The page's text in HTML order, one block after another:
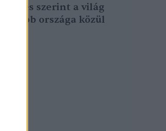
szerint a világ
országa közül
szemle